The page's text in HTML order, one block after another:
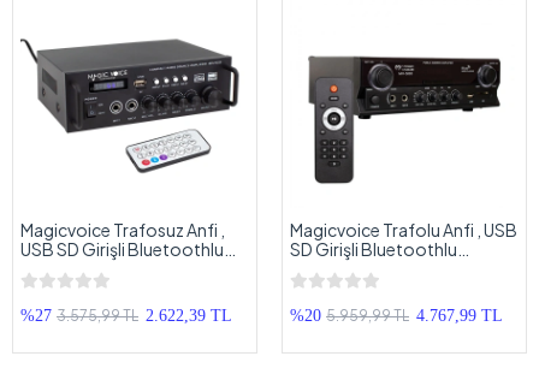
Magicvoice Trafosuz Anfi ,
USB SD Girişli Bluetoothlu
Kumandalı Amfi , 2 Girişli
Trafosuz Anfi
%27 3.575,99 TL 2.622,39 TL
Magicvoice Trafolu Anfi , USB
SD Girişli Bluetoothlu
Kumandalı Amfi , 2 Bölgeli
Hat Trafolu Anfi
%20 5.959,99 TL 4.767,99 TL